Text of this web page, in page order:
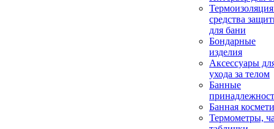
средства
для бани
Бондарные
изделия
Аксеcсуары
ухода за телом
Банные
Банная
Термометры,